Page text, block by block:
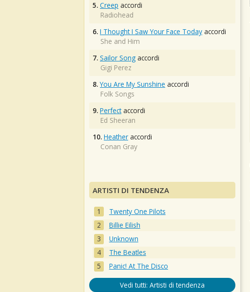
5. Creep accordi
Radiohead
6. I Thought I Saw Your Face Today accordi
She and Him
7. Sailor Song accordi
Gigi Perez
8. You Are My Sunshine accordi
Folk Songs
9. Perfectaccordi
Ed Sheeran
10. Heather accordi
Conan Gray
ARTISTI DI TENDENZA
Twenty One Pilots
Billie Eilish
Unknown
The Beatles
Panic! At The Disco
Vedi tutti: Artisti di tendenza